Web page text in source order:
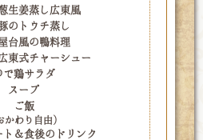
生姜蒸し広東風
のトウチ蒸し
台風の鴨料理
東式チャーシュー
で鶏サラダ
スープ
ご飯
かわり自由）
ト＆食後のドリンク